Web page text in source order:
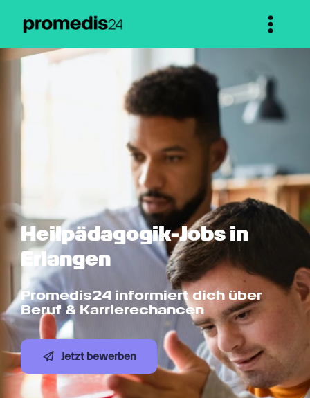
Heilpädagogik-Jobs in
Erlangen
Promedis24 informiert dich über
Beruf & Karrierechancen
Jetzt bewerben